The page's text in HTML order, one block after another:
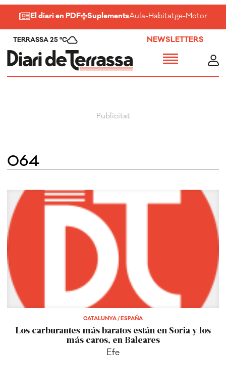
El diari en PDF SuplementsAula-Habitatge-Motor-
TERRASSA 25 ºC NEWSLETTERS
064
CATALUNYA / ESPAÑA
Los carburantes más baratos están en Soria y los
más caros, en Baleares
Efe